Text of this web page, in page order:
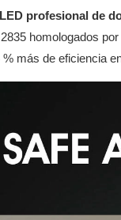
profesional de
homologados
% más de eficiencia